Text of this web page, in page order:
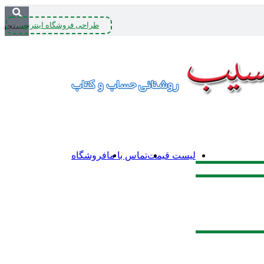
طراحی فروشگاه اینترنتی
لیست قیمتتماس با مافروشگاه
جستجو